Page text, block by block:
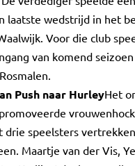
laatste wedstrijd in het
Voor die club
van komend
Push naar HurleyHet
drie speelsters
Maartje van der Vis,